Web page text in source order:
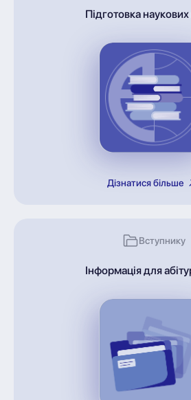
Підготовка наукових
Дізнатися більше
Вступнику
Інформація для